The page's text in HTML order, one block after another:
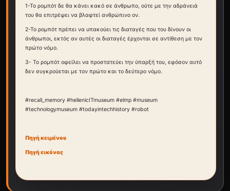
1-Το ρομπότ δε θα κάνει κακό σε άνθρωπο, ούτε με την αδράνειά
του θα επιτρέψει να βλαφτεί ανθρώπινο ον.
2-Το ρομπότ πρέπει να υπακούει τις διαταγές που του δίνουν οι
άνθρωποι, εκτός αν αυτές οι διαταγές έρχονται σε αντίθεση με τον
πρώτο νόμο.
3- Το ρομπότ οφείλει να προστατεύει την ύπαρξή του, εφόσον αυτό
δεν συγκρούεται με τον πρώτο και το δεύτερο νόμο.
#recall_memory #hellenicITmuseum #elmp #museum
#technologymuseum #todayintechhistory #robot
Πηγή κειμένου
Πηγή εικόνας